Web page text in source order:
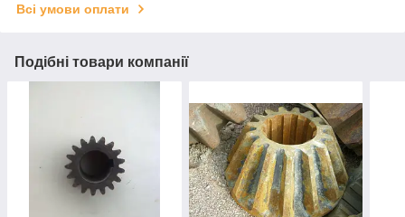
Всі умови оплати
Подібні товари компанії